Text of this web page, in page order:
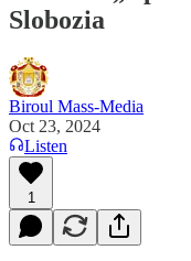
Slobozia
Biroul Mass-Media
Oct 23, 2024
Listen
1